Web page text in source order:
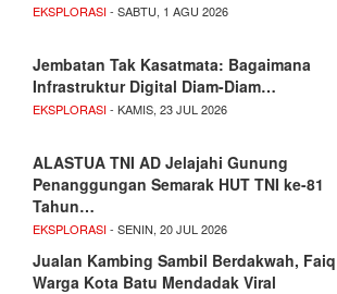
EKSPLORASI- SABTU, 1 AGU 2026
Jembatan Tak Kasatmata: Bagaimana
Infrastruktur Digital Diam-Diam…
EKSPLORASI- KAMIS, 23 JUL 2026
ALASTUA TNI AD Jelajahi Gunung
Penanggungan Semarak HUT TNI ke-81
Tahun…
EKSPLORASI- SENIN, 20 JUL 2026
Jualan Kambing Sambil Berdakwah, Faiq
Warga Kota Batu Mendadak Viral